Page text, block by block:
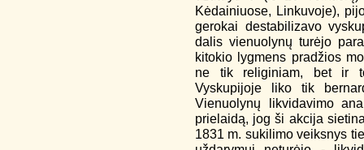
Kėdainiuose, Linkuvoje),
gerokai destabilizavo
dalis vienuolynų turėjo
kitokio lygmens pradžios
ne tik religiniam, bet ir
Vyskupijoje liko tik
Vienuolynų likvidavimo
prielaidą, jog ši akcija
1831 m. sukilimo veiksnys